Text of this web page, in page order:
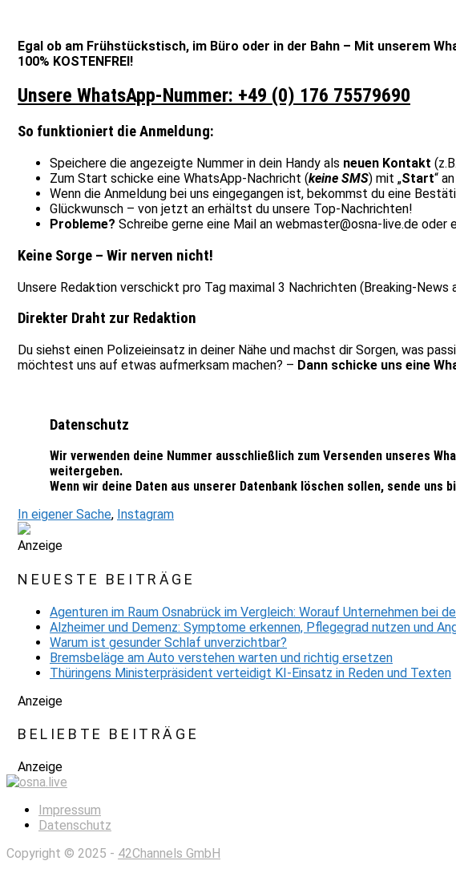
Egal ob am Frühstückstisch, im Büro oder in der Bahn – Mit unserem
100% KOSTENFREI!
Unsere WhatsApp-Nummer: +49 (0) 176 75579690
So funktioniert die Anmeldung:
Speichere die angezeigte Nummer in dein Handy als neuen Kontakt
Zum Start schicke eine WhatsApp-Nachricht (keine SMS) mit „Start“
Wenn die Anmeldung bei uns eingegangen ist, bekommst du eine
Glückwunsch – von jetzt an erhältst du unsere Top-Nachrichten!
Probleme? Schreibe gerne eine Mail an webmaster@osna-live.de oder
Keine Sorge – Wir nerven nicht!
Unsere Redaktion verschickt pro Tag maximal 3 Nachrichten (Breaking-News
Direkter Draht zur Redaktion
Du siehst einen Polizeieinsatz in deiner Nähe und machst dir Sorgen, was
möchtest uns auf etwas aufmerksam machen? – Dann schicke uns eine
Datenschutz
Wir verwenden deine Nummer ausschließlich zum Versenden unseres
weitergeben.
Wenn wir deine Daten aus unserer Datenbank löschen sollen, sende uns
In eigener Sache, Instagram
Anzeige
NEUESTE BEITRÄGE
Agenturen im Raum Osnabrück im Vergleich: Worauf Unternehmen bei
Alzheimer und Demenz: Symptome erkennen, Pflegegrad nutzen und
Warum ist gesunder Schlaf unverzichtbar?
Bremsbeläge am Auto verstehen warten und richtig ersetzen
Thüringens Ministerpräsident verteidigt KI-Einsatz in Reden und Texten
Anzeige
BELIEBTE BEITRÄGE
Anzeige
Impressum
Datenschutz
Copyright © 2025 - 42Channels GmbH